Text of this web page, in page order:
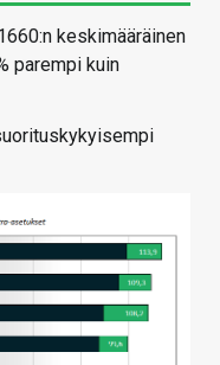
keskimääräinen
parempi kuin